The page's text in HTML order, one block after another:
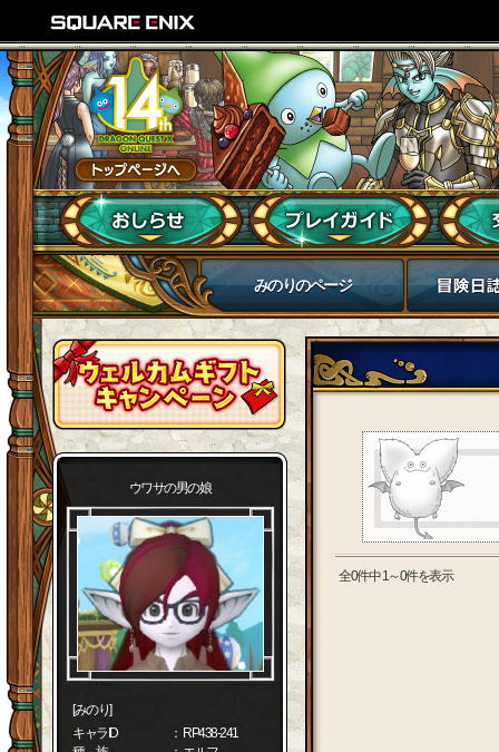
みのりのページ
ウワサの男の娘
[みのり]
キャラID
： RP438-241
全0件中 1～0件を表示